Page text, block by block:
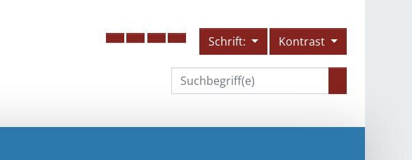
Schrift: Kontrast